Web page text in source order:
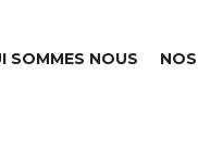
SOMMES NOUS